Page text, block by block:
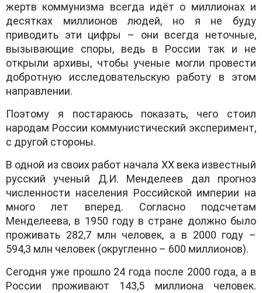
жертв коммунизма всегда идёт о миллионах и
десятках миллионов людей, но я не буду
приводить эти цифры – они всегда неточные,
вызывающие споры, ведь в России так и не
открыли архивы, чтобы ученые могли провести
добротную исследовательскую работу в этом
направлении.
Поэтому я постараюсь показать, чего стоил
народам России коммунистический эксперимент,
с другой стороны.
В одной из своих работ начала XX века известный
русский ученый Д.И. Менделеев дал прогноз
численности населения Российской империи на
много лет вперед. Согласно подсчетам
Менделеева, в 1950 году в стране должно было
проживать 282,7 млн человек, а в 2000 году –
594,3 млн человек (округленно – 600 миллионов).
Сегодня уже прошло 24 года после 2000 года, а в
России проживают 143,5 миллиона человек.